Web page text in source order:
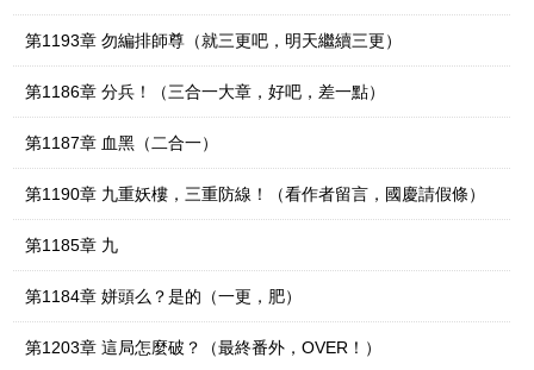
第1193章 勿編排師尊（就三更吧，明天繼續三更）
第1186章 分兵！（三合一大章，好吧，差一點）
第1187章 血黑（二合一）
第1190章 九重妖樓，三重防線！（看作者留言，國慶請假條）
第1185章 九
第1184章 姘頭么？是的（一更，肥）
第1203章 這局怎麼破？（最終番外，OVER！）